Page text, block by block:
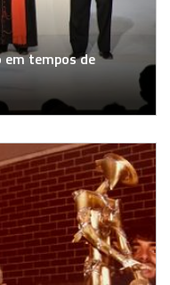
em tempos de